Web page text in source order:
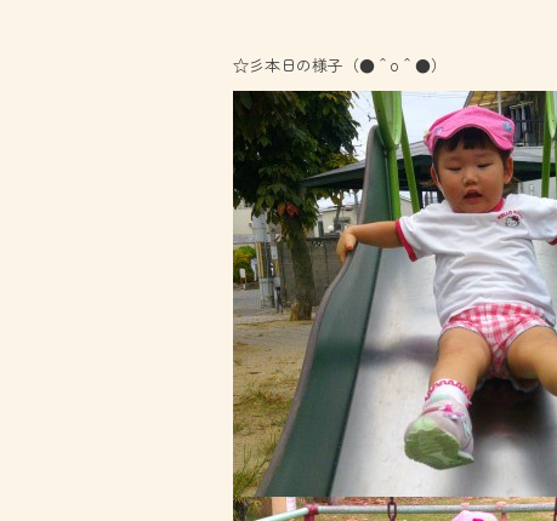
☆彡本日の様子（●＾o＾●）